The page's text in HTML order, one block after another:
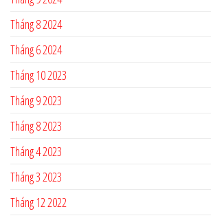
Tháng 8 2024
Tháng 6 2024
Tháng 10 2023
Tháng 9 2023
Tháng 8 2023
Tháng 4 2023
Tháng 3 2023
Tháng 12 2022